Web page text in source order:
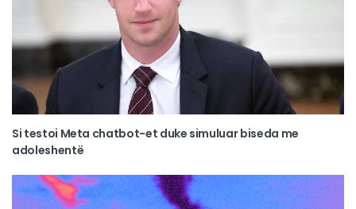
Si testoi Meta chatbot-et duke simuluar biseda me
adoleshentë